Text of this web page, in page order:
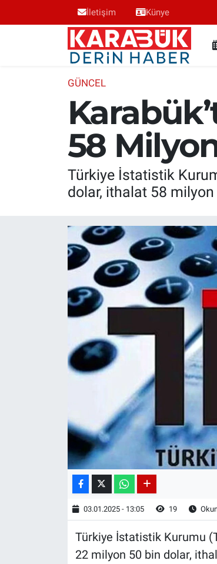
İletişim Künye
GÜNCEL
58
Türkiye İstatistik
dolar, ithalat 58
03.01.2025 - 13:05 19
Türkiye İstatistik Kurumu
22 milyon 50 bin dolar,
Karabük Nöbetçi Eczaneler
Karabük Hava Durumu
Karabük Trafik Yoğunluk Haritası
Süper Lig Puan Durumu ve Fikstür
Son Dakika Haberleri
Haber Arşivi